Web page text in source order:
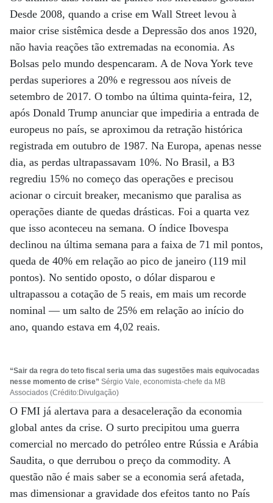
Desde 2008, quando a crise em Wall Street levou à
maior crise sistêmica desde a Depressão dos anos 1920,
não havia reações tão extremadas na economia. As
Bolsas pelo mundo despencaram. A de Nova York teve
perdas superiores a 20% e regressou aos níveis de
setembro de 2017. O tombo na última quinta-feira, 12,
após Donald Trump anunciar que impediria a entrada de
europeus no país, se aproximou da retração histórica
registrada em outubro de 1987. Na Europa, apenas nesse
dia, as perdas ultrapassavam 10%. No Brasil, a B3
regrediu 15% no começo das operações e precisou
acionar o circuit breaker, mecanismo que paralisa as
operações diante de quedas drásticas. Foi a quarta vez
que isso aconteceu na semana. O índice Ibovespa
declinou na última semana para a faixa de 71 mil pontos,
queda de 40% em relação ao pico de janeiro (119 mil
pontos). No sentido oposto, o dólar disparou e
ultrapassou a cotação de 5 reais, em mais um recorde
nominal — um salto de 25% em relação ao início do
ano, quando estava em 4,02 reais.
“Sair da regra do teto fiscal seria uma das sugestões mais equivocadas
nesse momento de crise” Sérgio Vale, economista-chefe da MB
Associados (Crédito:Divulgação)
O FMI já alertava para a desaceleração da economia
global antes da crise. O surto precipitou uma guerra
comercial no mercado do petróleo entre Rússia e Arábia
Saudita, o que derrubou o preço da commodity. A
questão não é mais saber se a economia será afetada,
mas dimensionar a gravidade dos efeitos tanto no País